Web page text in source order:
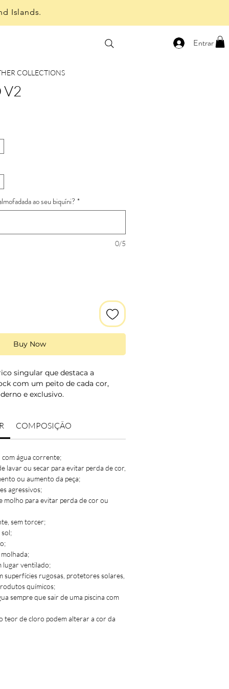
Islands.
Entrar
COLLECTIONS
V2
ao seu biquíni? *
0/5
Buy Now
singular que destaca a
com um peito de cada cor,
e exclusivo.
com um peito de cada cor
lilás e laranja.
atrás com argola.
argolas nas laterais.
em Portugal.
COMPOSIÇÃO
com água corrente;
lavar ou secar para evitar perda de cor,
ou aumento da peça;
agressivos;
molho para evitar perda de cor ou
sem torcer;
lugar ventilado;
superfícies rugosas, protetores solares,
químicos;
sempre que sair de uma piscina com
teor de cloro podem alterar a cor da